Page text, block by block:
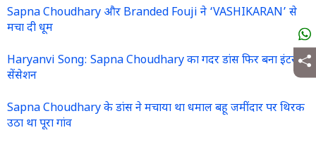
Sapna Choudhary और Branded Fouji ने ‘VASHIKARAN’ से
मचा दी धूम
Haryanvi Song: Sapna Choudhary का गदर डांस फिर बना इंटरनेट
सेंसेशन
Sapna Choudhary के डांस ने मचाया था धमाल बहू जमींदार पर थिरक
उठा था पूरा गांव